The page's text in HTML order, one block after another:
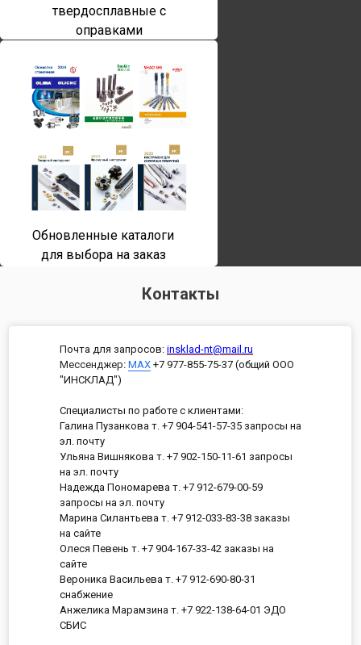
твердосплавные с
оправками
Обновленные каталоги
для выбора на заказ
Контакты
Почта для запросов: insklad-nt@mail.ru
Мессенджер: MAX +7 977-855-75-37 (общий ООО
"ИНСКЛАД")
Специалисты по работе с клиентами:
Галина Пузанкова т. +7 904-541-57-35 запросы на
эл. почту
Ульяна Вишнякова т. +7 902-150-11-61 запросы
на эл. почту
Надежда Пономарева т. +7 912-679-00-59
запросы на эл. почту
Марина Силантьева т. +7 912-033-83-38 заказы
на сайте
Олеся Певень т. +7 904-167-33-42 заказы на
сайте
Вероника Васильева т. +7 912-690-80-31
снабжение
Анжелика Марамзина т. +7 922-138-64-01 ЭДО
СБИС